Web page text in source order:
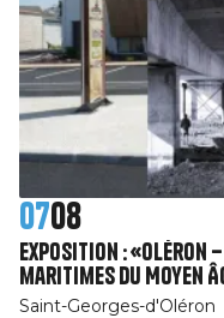
0708
Exposition : «Oléron
maritimes du Moyen
Saint-Georges-d'Oléron